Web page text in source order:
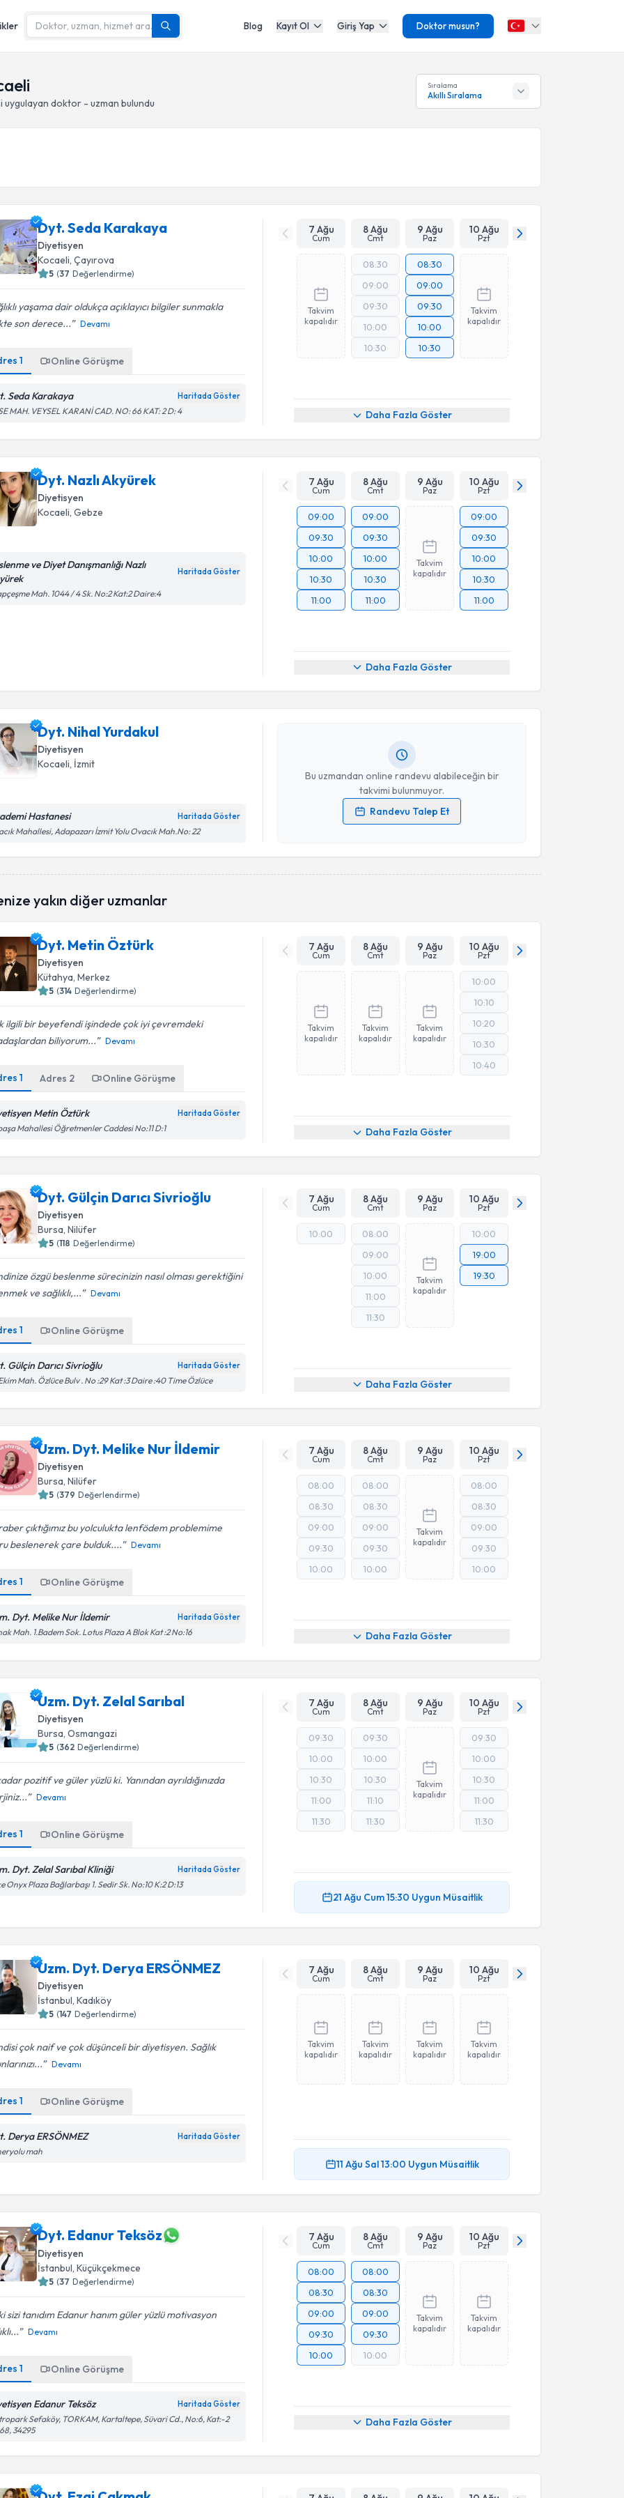
Blog Kayıt Ol Giriş Yap Doktor musun?
uygulayan doktor - uzman bulundu
Sıralama
Akıllı Sıralama
Dyt. Seda Karakaya
Diyetisyen
Kocaeli, Çayırova
5 (37 Değerlendirme)
yaşama dair oldukça açıklayıcı bilgiler sunmakla
son derece...
Devamı
1 Online Görüşme
Seda Karakaya Haritada Göster
MAH. VEYSEL KARANİ CAD. NO: 66 KAT: 2 D: 4
7 Ağu
Cum
8 Ağu
Cmt
9 Ağu
Paz
10 Ağu
Pzt
Takvim
kapalıdır
08:30
09:00
09:30
10:00
10:30
08:30
09:00
09:30
10:00
10:30
Takvim
kapalıdır
Daha Fazla Göster
Dyt. Nazlı Akyürek
Diyetisyen
Kocaeli , Gebze
ve Diyet Danışmanlığı Nazlı
Haritada Göster
Mah. 1044 / 4 Sk. No:2 Kat:2 Daire:4
7 Ağu
Cum
8 Ağu
Cmt
9 Ağu
Paz
10 Ağu
Pzt
09:00
09:30
10:00
10:30
11:00
09:00
09:30
10:00
10:30
11:00
Takvim
kapalıdır
09:00
09:30
10:00
10:30
11:00
Daha Fazla Göster
Dyt. Nihal Yurdakul
Diyetisyen
Kocaeli, İzmit
Hastanesi Haritada Göster
Mahallesi, Adapazarı İzmit Yolu Ovacık Mah.No: 22
Bu uzmandan online randevu alabileceğin bir
takvimi bulunmuyor.
Randevu Talep Et
Randevu Takvimi Talebi
Kişisel verilerimin işlenmesine ilişkinAydınlatma Metni
işlenmesini kabul ediyorum.
yakın diğer uzmanlar
Dyt. Metin Öztürk
Diyetisyen
Kütahya, Merkez
5 (314 Değerlendirme)
ilgili bir beyefendi işindede çok iyi çevremdeki
biliyorum...
Devamı
1 Adres 2 Online Görüşme
Metin Öztürk Haritada Göster
Mahallesi Öğretmenler Caddesi No:11 D:1
7 Ağu
Cum
8 Ağu
Cmt
9 Ağu
Paz
10 Ağu
Pzt
Takvim
kapalıdır
Takvim
kapalıdır
Takvim
kapalıdır
10:00
10:10
10:20
10:30
10:40
Daha Fazla Göster
Dyt. Gülçin Darıcı Sivrioğlu
Diyetisyen
Bursa , Nilüfer
5 (118 Değerlendirme)
özgü beslenme sürecinizin nasıl olması gerektiğini
ve sağlıklı,...
Devamı
1 Online Görüşme
Gülçin Darıcı Sivrioğlu Haritada Göster
Mah. Özlüce Bulv . No :29 Kat :3 Daire :40 Time Özlüce
7 Ağu
Cum
8 Ağu
Cmt
9 Ağu
Paz
10 Ağu
Pzt
10:00
08:00
09:00
10:00
11:00
11:30
Takvim
kapalıdır
10:00
19:00
19:30
Daha Fazla Göster
Uzm. Dyt. Melike Nur İldemir
Diyetisyen
Bursa, Nilüfer
5 (379 Değerlendirme)
çıktığımız bu yolculukta lenfödem problemime
beslenerek çare bulduk....
Devamı
1 Online Görüşme
Dyt. Melike Nur İldemir Haritada Göster
Mah. 1.Badem Sok. Lotus Plaza A Blok Kat :2 No:16
7 Ağu
Cum
8 Ağu
Cmt
9 Ağu
Paz
10 Ağu
Pzt
08:00
08:30
09:00
09:30
10:00
08:00
08:30
09:00
09:30
10:00
Takvim
kapalıdır
08:00
08:30
09:00
09:30
10:00
Daha Fazla Göster
Uzm. Dyt. Zelal Sarıbal
Diyetisyen
Bursa , Osmangazi
5 (362 Değerlendirme)
pozitif ve güler yüzlü ki. Yanından ayrıldığınızda
Devamı
1 Online Görüşme
Dyt. Zelal Sarıbal Kliniği Haritada Göster
Onyx Plaza Bağlarbaşı 1. Sedir Sk. No:10 K:2 D:13
7 Ağu
Cum
8 Ağu
Cmt
9 Ağu
Paz
10 Ağu
Pzt
09:30
10:00
10:30
11:00
11:30
09:30
10:00
10:30
11:10
11:30
Takvim
kapalıdır
09:30
10:00
10:30
11:00
11:30
21 Ağu Cum15:30 Uygun Müsaitlik
Uzm. Dyt. Derya ERSÖNMEZ
Diyetisyen
İstanbul , Kadıköy
5 (147 Değerlendirme)
çok naif ve çok düşünceli bir diyetisyen. Sağlık
Devamı
1 Online Görüşme
Derya ERSÖNMEZ Haritada Göster
mah
7 Ağu
Cum
8 Ağu
Cmt
9 Ağu
Paz
10 Ağu
Pzt
Takvim
kapalıdır
Takvim
kapalıdır
Takvim
kapalıdır
Takvim
kapalıdır
11 Ağu Sal13:00 Uygun Müsaitlik
Dyt. Edanur Teksöz
Diyetisyen
İstanbul , Küçükçekmece
5 (37 Değerlendirme)
sizi tanıdım Edanur hanım güler yüzlü motivasyon
Devamı
1 Online Görüşme
Edanur Teksöz Haritada Göster
Sefaköy, TORKAM, Kartaltepe, Süvari Cd., No:6, Kat:-2
34295
7 Ağu
Cum
8 Ağu
Cmt
9 Ağu
Paz
10 Ağu
Pzt
08:00
08:30
09:00
09:30
10:00
08:00
08:30
09:00
09:30
10:00
Takvim
kapalıdır
Takvim
kapalıdır
Daha Fazla Göster